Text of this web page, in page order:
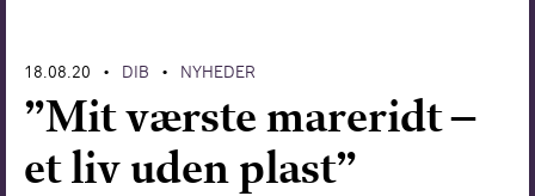
18.08.20 • DIB • NYHEDER
”Mit værste mareridt –
et liv uden plast”